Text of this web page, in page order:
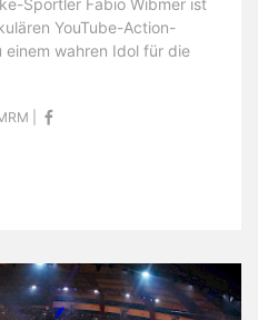
YouTube-Action-
wahren Idol für die
|